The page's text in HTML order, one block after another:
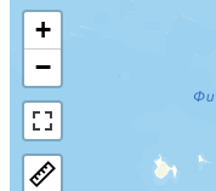
+
−